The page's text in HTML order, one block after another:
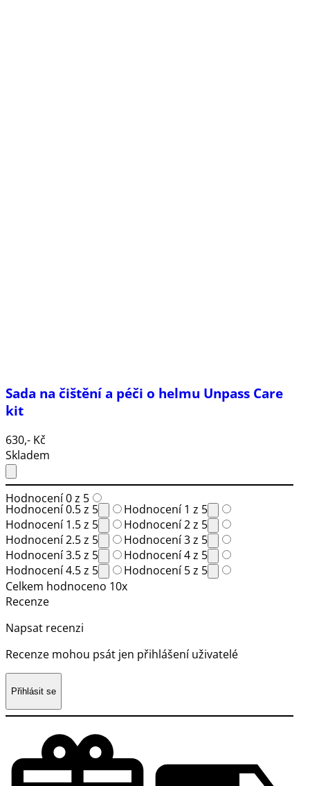
Sada na čištění a péči o helmu Unpass Care
kit
630,- Kč
Skladem
Hodnocení 0 z 5
Hodnocení 0.5 z 5
Hodnocení 1 z 5
Hodnocení 1.5 z 5
Hodnocení 2 z 5
Hodnocení 2.5 z 5
Hodnocení 3 z 5
Hodnocení 3.5 z 5
Hodnocení 4 z 5
Hodnocení 4.5 z 5
Hodnocení 5 z 5
Celkem hodnoceno 10x
Recenze
Napsat recenzi
Recenze mohou psát jen přihlášení uživatelé
Přihlásit se